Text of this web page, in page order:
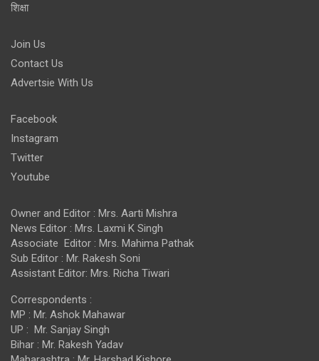
शिक्षा
Join Us
Contact Us
Advertsie With Us
Facebook
Instagram
Twitter
Youtube
Owner and Editor : Mrs. Aarti Mishra
News Editor : Mrs. Laxmi K Singh
Associate Editor : Mrs. Mahima Pathak
Sub Editor : Mr. Rakesh Soni
Assistant Editor: Mrs. Richa Tiwari
Correspondents :
MP : Mr. Ashok Mahawar
UP : Mr. Sanjay Singh
Bihar : Mr. Rakesh Yadav